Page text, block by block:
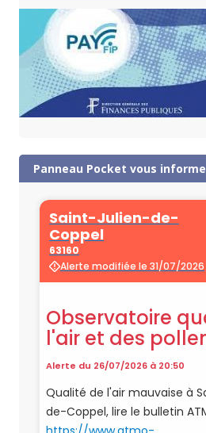
Panneau Pocket vous informe